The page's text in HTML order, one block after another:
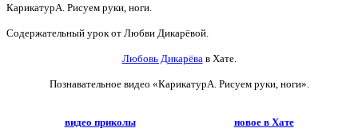
КарикатурА. Рисуем руки, ноги.
Содержательный урок от Любви Дикарёвой.
Любовь Дикарёва в Хате.
Познавательное видео «КарикатурА. Рисуем руки, ноги».
видео приколы новое в Хате